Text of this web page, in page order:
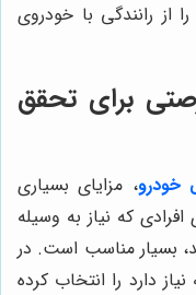
رانندگی با خودروی
برای تحقق
خودرو، مزایای بسیاری
که نیاز به وسیله
بسیار مناسب است. در
دارد را انتخاب کرده